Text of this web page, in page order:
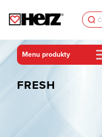
Search
for:
FRESH